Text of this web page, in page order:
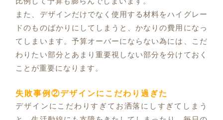
また、デザインだけでなく使用する材料をハイグレー
ドのものばかりにしてしまうと、かなりの費用になっ
てしまいます。予算オーバーにならない為には、こだ
わりたい部分とあまり重要視しない部分を分けておく
ことが重要になります。
失敗事例②デザインにこだわり過ぎた
デザインにこだわりすぎてお洒落にしすぎてしまう